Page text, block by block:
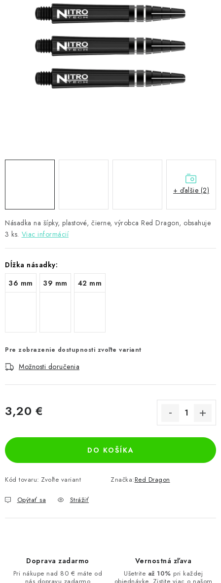
Násadka na šípky, plastové, čierne, výrobca Red Dragon, obsahuje
3 ks. Viac informácií
Dĺžka násadky:
36 mm
39 mm 42 mm
Pre zobrazenie dostupnosti zvoľte variant
Možnosti doručenia
3,20 €
DO KOŠÍKA
Kód tovaru: Zvoľte variant Značka:Red Dragon
Opýtať sa Strážiť
+ ďalšie (2)
Doprava zadarmo
Pri nákupe nad 80 € máte od
Vernostná zľava
Ušetrite až 10% pri každej